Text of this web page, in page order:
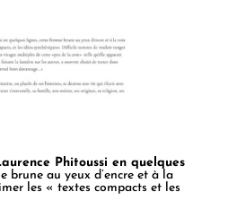
Phitoussi en quelques
brune au yeux d’encre et à la
les « textes compacts et les